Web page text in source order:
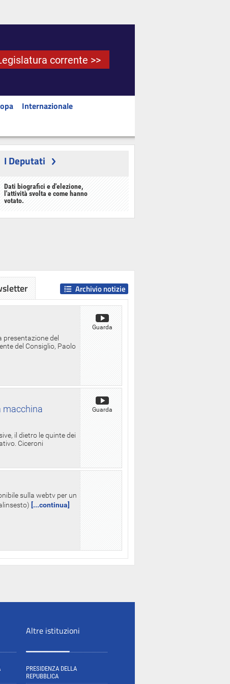
corrente >>
Internazionale
I Deputati
Dati biografici e d'elezione,
l'attività svolta e come hanno
votato.
presentazione del
del Consiglio, Paolo
Guarda
macchina
il dietro le quinte dei
Ciceroni
Guarda
sulla webtv per un
[...continua]
Archivio notizie
Altre istituzioni
PRESIDENZA DELLA
REPUBBLICA